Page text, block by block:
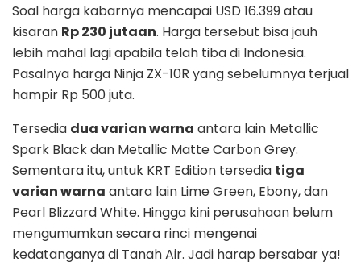
Soal harga kabarnya mencapai USD 16.399 atau
kisaran Rp 230 jutaan. Harga tersebut bisa jauh
lebih mahal lagi apabila telah tiba di Indonesia.
Pasalnya harga Ninja ZX-10R yang sebelumnya terjual
hampir Rp 500 juta.
Tersedia dua varian warna antara lain Metallic
Spark Black dan Metallic Matte Carbon Grey.
Sementara itu, untuk KRT Edition tersedia tiga
varian warna antara lain Lime Green, Ebony, dan
Pearl Blizzard White. Hingga kini perusahaan belum
mengumumkan secara rinci mengenai
kedatanganya di Tanah Air. Jadi harap bersabar ya!